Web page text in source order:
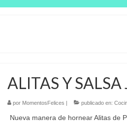
ALITAS Y SALSA
por MomentosFelices | publicado en:
Nueva manera de hornear Alitas de